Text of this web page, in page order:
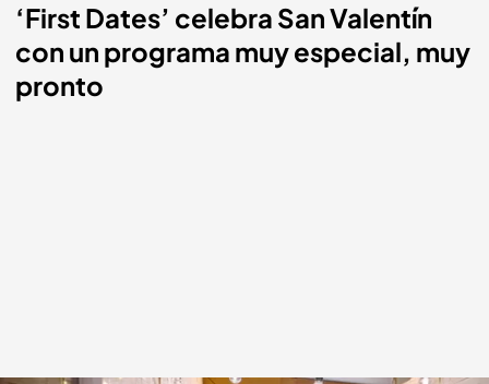
‘First Dates’ celebra San Valentín
con un programa muy especial, muy
pronto